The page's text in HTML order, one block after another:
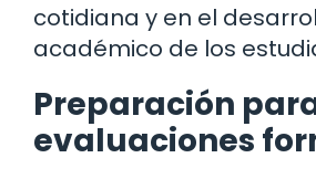
cotidiana y en el
académico de los
Preparación
evaluaciones